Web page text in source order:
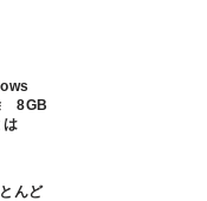
8GB
は